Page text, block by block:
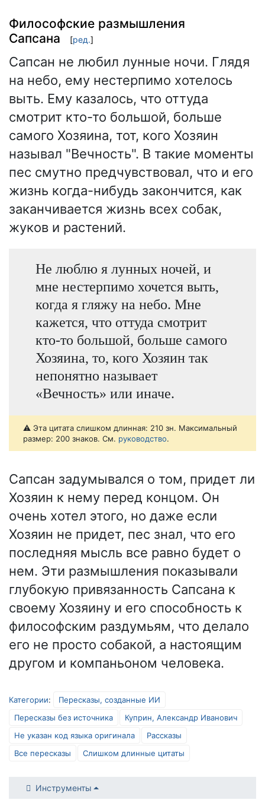
Философские размышления
Сапсана
[ред.]
Сапсан не любил лунные ночи. Глядя
на небо, ему нестерпимо хотелось
выть. Ему казалось, что оттуда
смотрит кто-то большой, больше
самого Хозяина, тот, кого Хозяин
называл "Вечность". В такие моменты
пес смутно предчувствовал, что и его
жизнь когда-нибудь закончится, как
заканчивается жизнь всех собак,
жуков и растений.
Не люблю я лунных ночей, и
мне нестерпимо хочется выть,
когда я гляжу на небо. Мне
кажется, что оттуда смотрит
кто-то большой, больше самого
Хозяина, то, кого Хозяин так
непонятно называет
«Вечность» или иначе.
⚠️ Эта цитата слишком длинная: 210 зн. Максимальный
размер: 200 знаков. См. руководство.
Сапсан задумывался о том, придет ли
Хозяин к нему перед концом. Он
очень хотел этого, но даже если
Хозяин не придет, пес знал, что его
последняя мысль все равно будет о
нем. Эти размышления показывали
глубокую привязанность Сапсана к
своему Хозяину и его способность к
философским раздумьям, что делало
его не просто собакой, а настоящим
другом и компаньоном человека.
Категории:
Пересказы, созданные ИИ
Пересказы без источника
Куприн, Александр Иванович
Не указан код языка оригинала
Рассказы
Все пересказы
Слишком длинные цитаты
Инструменты